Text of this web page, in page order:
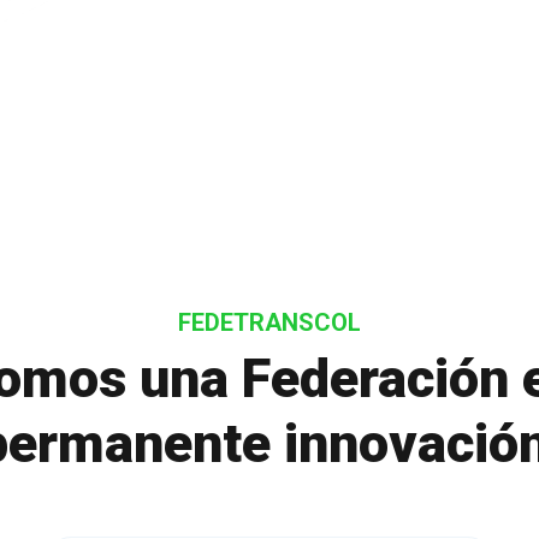
FEDETRANSCOL
una Federación